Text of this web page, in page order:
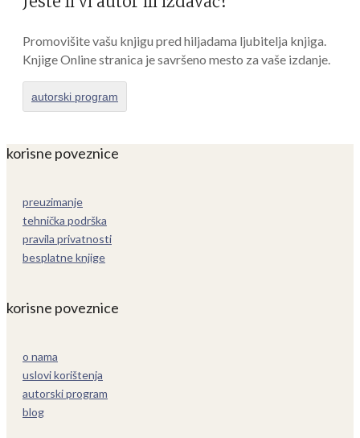
Promovišite vašu knjigu pred hiljadama ljubitelja knjiga.
Knjige Online stranica je savršeno mesto za vaše izdanje.
autorski program
korisne poveznice
preuzimanje
tehnička podrška
pravila privatnosti
besplatne knjige
korisne poveznice
o nama
uslovi korištenja
autorski program
blog